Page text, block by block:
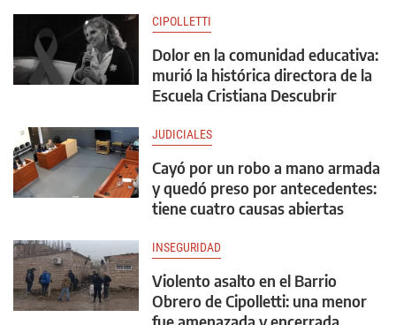
CIPOLLETTI
Dolor en la comunidad educativa:
murió la histórica directora de la
Escuela Cristiana Descubrir
JUDICIALES
Cayó por un robo a mano armada
y quedó preso por antecedentes:
tiene cuatro causas abiertas
INSEGURIDAD
Violento asalto en el Barrio
Obrero de Cipolletti: una menor